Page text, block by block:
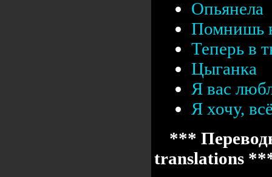
Опьянела
Помнишь
Теперь в
Цыганка
Я вас
Я хочу,
***
translations